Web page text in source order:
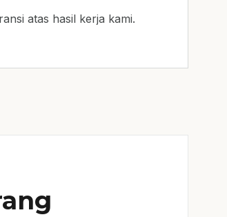
atas hasil kerja kami.